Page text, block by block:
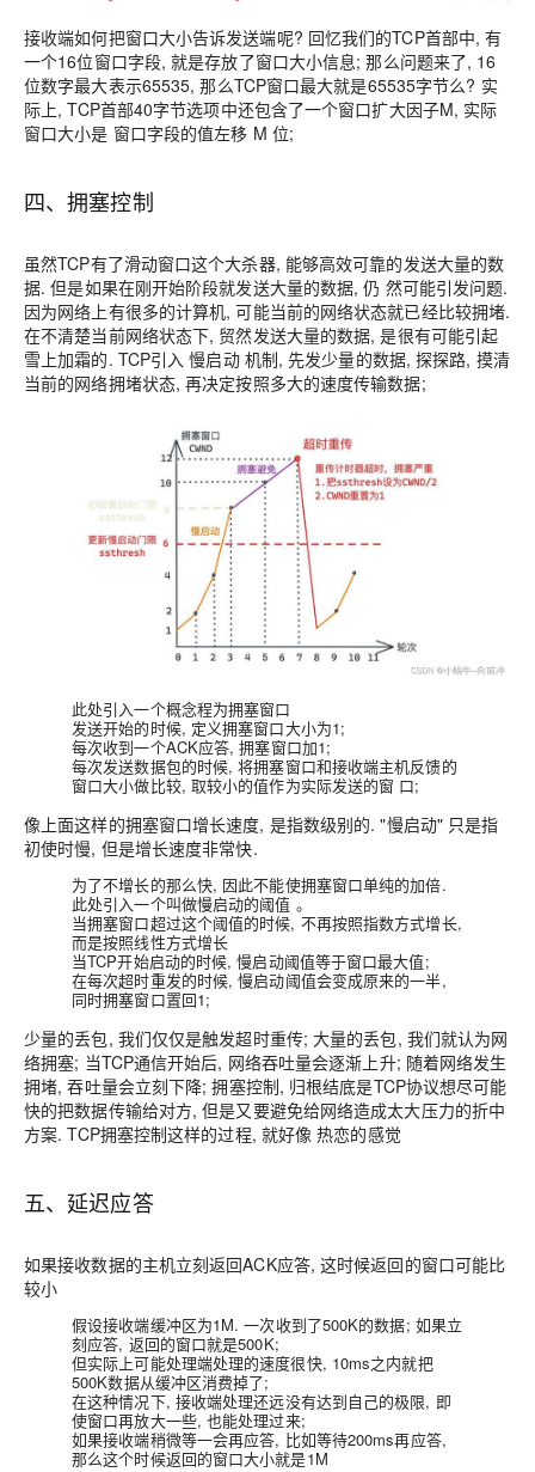
接收端如何把窗口大小告诉发送端呢? 回忆我们的TCP首部中, 有
一个16位窗口字段, 就是存放了窗口大小信息; 那么问题来了, 16
位数字最大表示65535, 那么TCP窗口最大就是65535字节么? 实
际上, TCP首部40字节选项中还包含了一个窗口扩大因子M, 实际
窗口大小是 窗口字段的值左移 M 位;
四、拥塞控制
虽然TCP有了滑动窗口这个大杀器, 能够高效可靠的发送大量的数
据. 但是如果在刚开始阶段就发送大量的数据, 仍 然可能引发问题.
因为网络上有很多的计算机, 可能当前的网络状态就已经比较拥堵.
在不清楚当前网络状态下, 贸然发送大量的数据, 是很有可能引起
雪上加霜的. TCP引入 慢启动 机制, 先发少量的数据, 探探路, 摸清
当前的网络拥堵状态, 再决定按照多大的速度传输数据;
此处引入一个概念程为拥塞窗口
发送开始的时候, 定义拥塞窗口大小为1;
每次收到一个ACK应答, 拥塞窗口加1;
每次发送数据包的时候,将拥塞窗口和接收端主机反馈的
窗口大小做比较, 取较小的值作为实际发送的窗 口;
像上面这样的拥塞窗口增长速度, 是指数级别的. "慢启动" 只是指
初使时慢, 但是增长速度非常快.
为了不增长的那么快, 因此不能使拥塞窗口单纯的加倍.
此处引入一个叫做慢启动的阈值 。
当拥塞窗口超过这个阈值的时候, 不再按照指数方式增长,
而是按照线性方式增长
当TCP开始启动的时候, 慢启动阈值等于窗口最大值;
在每次超时重发的时候, 慢启动阈值会变成原来的一半,
同时拥塞窗口置回1;
少量的丢包, 我们仅仅是触发超时重传; 大量的丢包, 我们就认为网
络拥塞; 当TCP通信开始后, 网络吞吐量会逐渐上升; 随着网络发生
拥堵, 吞吐量会立刻下降; 拥塞控制, 归根结底是TCP协议想尽可能
快的把数据传输给对方, 但是又要避免给网络造成太大压力的折中
方案. TCP拥塞控制这样的过程, 就好像 热恋的感觉
五、延迟应答
如果接收数据的主机立刻返回ACK应答, 这时候返回的窗口可能比
较小
假设接收端缓冲区为1M. 一次收到了500K的数据; 如果立
刻应答, 返回的窗口就是500K;
但实际上可能处理端处理的速度很快, 10ms之内就把
500K数据从缓冲区消费掉了;
在这种情况下, 接收端处理还远没有达到自己的极限, 即
使窗口再放大一些, 也能处理过来;
如果接收端稍微等一会再应答, 比如等待200ms再应答,
那么这个时候返回的窗口大小就是1M